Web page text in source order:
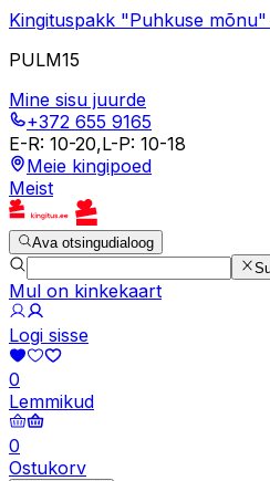
Kingituspakk "Puhkuse
PULM15
Mine sisu juurde
+372 655 9165
E-R: 10-20,L-P: 10-18
Meie kingipoed
Meist
Ava otsingudialoog
Mul on kinkekaart
Logi sisse
0
Lemmikud
0
Ostukorv